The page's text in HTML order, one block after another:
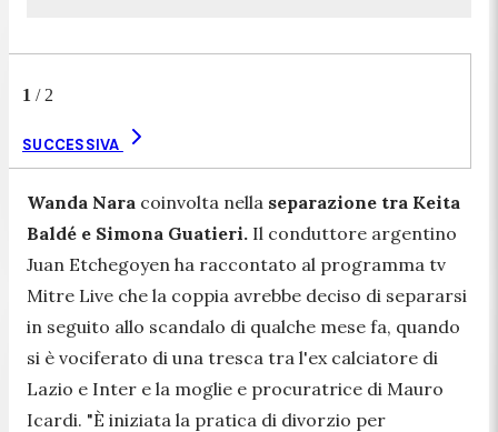
1 / 2
SUCCESSIVA
Wanda Nara coinvolta nella separazione tra Keita
Baldé e Simona Guatieri. Il conduttore argentino
Juan Etchegoyen ha raccontato al programma tv
Mitre Live che la coppia avrebbe deciso di separarsi
in seguito allo scandalo di qualche mese fa, quando
si è vociferato di una tresca tra l'ex calciatore di
Lazio e Inter e la moglie e procuratrice di Mauro
Icardi. "È iniziata la pratica di divorzio per